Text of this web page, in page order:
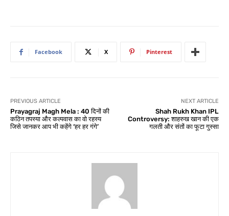
Facebook X Pinterest
PREVIOUS ARTICLE
Prayagraj Magh Mela : 40 दिनों की
कठिन तपस्या और कल्पवास का वो रहस्य
जिसे जानकर आप भी कहेंगे ‘हर हर गंगे’
NEXT ARTICLE
Shah Rukh Khan IPL
Controversy: शाहरुख खान की एक
गलती और संतों का फूटा गुस्सा